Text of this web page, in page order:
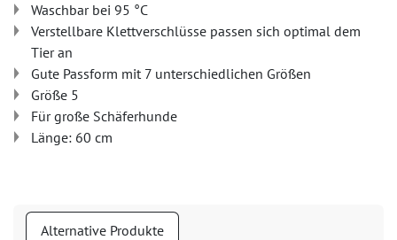
Waschbar bei 95 °C
Verstellbare Klettverschlüsse passen sich optimal dem
Tier an
Gute Passform mit 7 unterschiedlichen Größen
Größe 5
Für große Schäferhunde
Länge: 60 cm
Alternative Produkte